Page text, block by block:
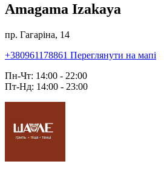
Amagama Izakaya
пр. Гагаріна, 14
+380961178861 Переглянути на мапі
Пн-Чт: 14:00 - 22:00
Пт-Нд: 14:00 - 23:00